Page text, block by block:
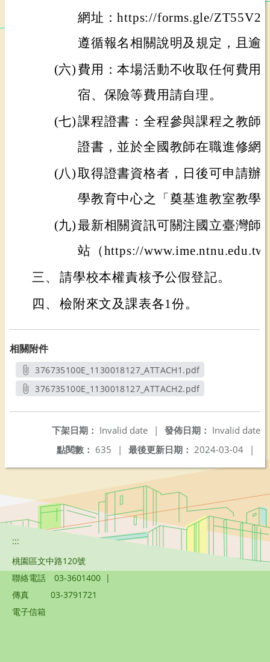
網址：https://forms.gle/
遵循報名相關說明及規定，且逾
(六) 費用：本場活動不收取任何費用
宿、保險等費用請自理。
(七)課程證書：全程參與課程之教師
證書，並於全國教師在職進修網
(八)取得證書資格者，日後可申請辦
學教育中心之「奠基進教室教學
(九)最新相關資訊可關注國立臺灣師
站（https://
三、 請學校本權責核予公假登記。
四、 檢附來文及課表各1份。
相關附件
376735100E_1130018127_ATTACH1.pdf
另開新視窗
376735100E_1130018127_ATTACH2.pdf
發佈日期： Invalid date
下架日期： Invalid date
|
最後更新日期： 2024-03-04 |
點閱數： 635 |
:::
桃園區文中路120號
聯絡電話
03-3601400 |
傳真
03-3791721
電子信箱